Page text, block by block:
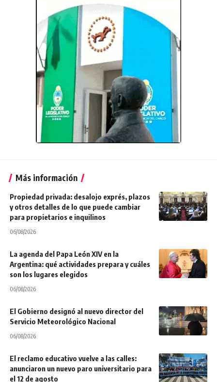
Más información
Propiedad privada: desalojo exprés, plazos
y otros detalles de lo que puede cambiar
para propietarios e inquilinos
06/08/2026
La agenda del Papa León XIV en la
Argentina: qué actividades prepara y cuáles
son los lugares elegidos
06/08/2026
El Gobierno designó al nuevo director del
Servicio Meteorológico Nacional
06/08/2026
El reclamo educativo vuelve a las calles:
anunciaron un nuevo paro universitario para
el 12 de agosto